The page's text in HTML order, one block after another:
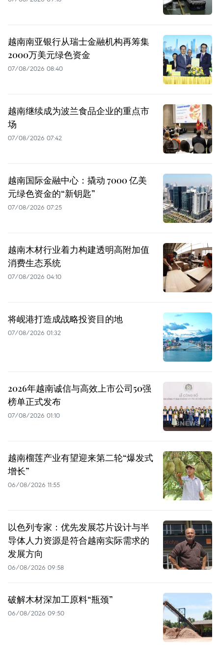
越南南亚银行从瑞士金融机构再筹集
2000万美元绿色资金
07/08/2026 08:40
越南继续成为波兰食品企业的重点市
场
07/08/2026 07:42
越南国际金融中心：撬动 7000 亿美
元绿色资金的“新钥匙”
07/08/2026 07:25
越南木材行业着力构建透明高附加值
消费生态系统
07/08/2026 04:10
将岘港打造成战略投资目的地
07/08/2026 01:32
2026年越南诚信与高效上市公司50强
榜单正式发布
07/08/2026 01:10
越南榴莲产业有望迎来第二轮“爆发式
增长”
06/08/2026 11:55
以色列专家：优先发展芯片设计与半
导体人力资源是符合越南实际需求的
发展方向
06/08/2026 09:58
破解木材深加工原料“瓶颈”
06/08/2026 09:50